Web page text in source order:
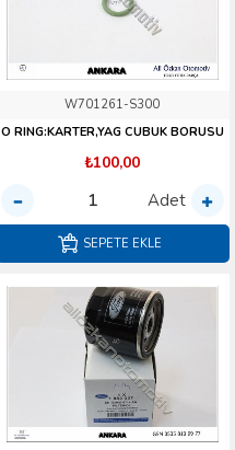
W701261-S300
O RING:KARTER,YAG CUBUK BORUSU
₺100,00
Adet
SEPETE EKLE